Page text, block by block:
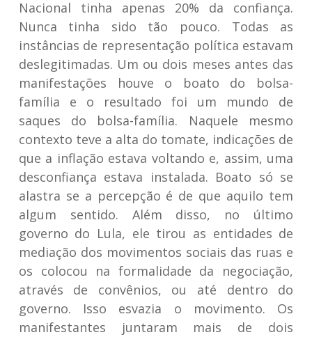
Nacional tinha apenas 20% da confiança.
Nunca tinha sido tão pouco. Todas as
instâncias de representação política estavam
deslegitimadas. Um ou dois meses antes das
manifestações houve o boato do bolsa-
família e o resultado foi um mundo de
saques do bolsa-família. Naquele mesmo
contexto teve a alta do tomate, indicações de
que a inflação estava voltando e, assim, uma
desconfiança estava instalada. Boato só se
alastra se a percepção é de que aquilo tem
algum sentido. Além disso, no último
governo do Lula, ele tirou as entidades de
mediação dos movimentos sociais das ruas e
os colocou na formalidade da negociação,
através de convênios, ou até dentro do
governo. Isso esvazia o movimento. Os
manifestantes juntaram mais de dois